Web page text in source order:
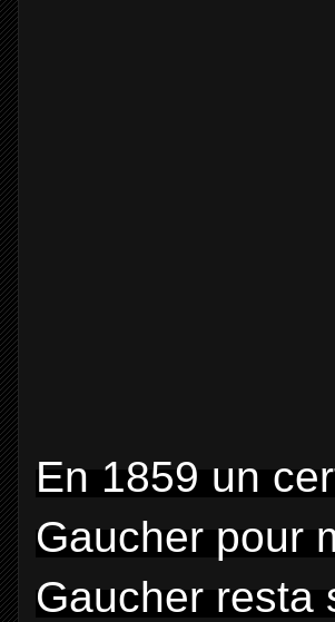
En 1859 un
Gaucher pour
Gaucher resta